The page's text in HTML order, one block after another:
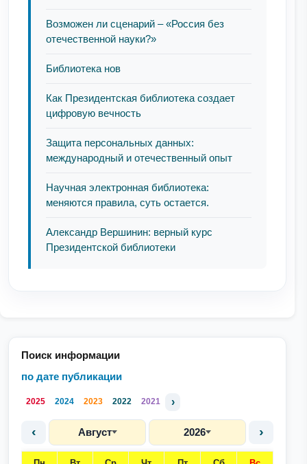
Поиск информации
по дате публикации
2025 2024 2023 2022 2021 ›
‹ Август 2026 ›
Возможен ли сценарий – «Россия без
отечественной науки?»
Библиотека нов
Как Президентская библиотека создает
цифровую вечность
Защита персональных данных:
международный и отечественный опыт
Научная электронная библиотека:
меняются правила, суть остается.
Александр Вершинин: верный курс
Президентской библиотеки